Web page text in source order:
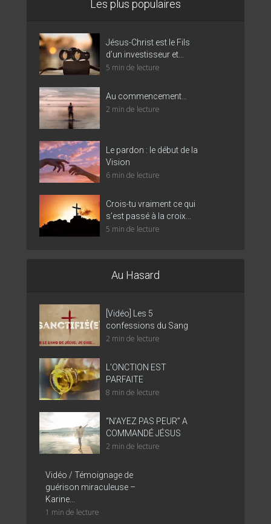
Les plus populaires
Jésus-Christ est le Fils
d’un investisseur et...
5 min de lecture
Au commencement…
2 min de lecture
Le pardon : le début de la
Vision
6 min de lecture
Crois-tu vraiment ce qui
s’est passé à la croix...
5 min de lecture
Au Hasard
[Vidéo] Les 5
confessions du Sang
2 min de lecture
L’ONCTION EST
PARFAITE
8 min de lecture
“N’AYEZ PAS PEUR” A
COMMANDÉ JÉSUS
2 min de lecture
Vidéo / Témoignage de
guérison miraculeuse –
Karine...
1 min de lecture